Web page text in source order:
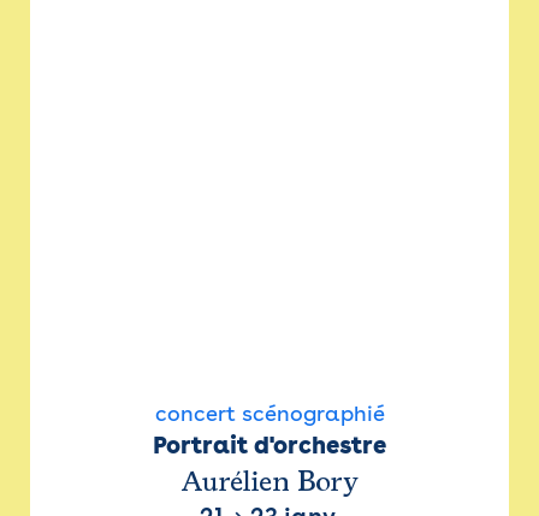
concert scénographié
Portrait d'orchestre
Aurélien Bory